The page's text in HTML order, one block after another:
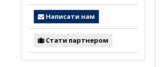
Написати нам
Стати партнером